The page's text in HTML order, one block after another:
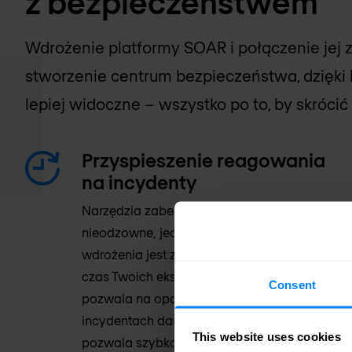
Consent
This website uses cookies
Wdrożenie platformy SOAR i połączenie
stworzenie centrum bezpieczeństwa,
lepiej widoczne – wszystko po to, by skrócić
Przyspieszenie reagowania
na incydenty
Narzędzia zabezpieczające są obecnie
nieodzowne, jednak często skutkiem ich
wdrożenia jest zalew alertów zajmujących
czas Twoich ekspertów. Automatyzacja
pozwala na opatrywanie informacji o
incydentach danymi na temat zagrożeń, co
pozwala szybko powstrzymać ataki